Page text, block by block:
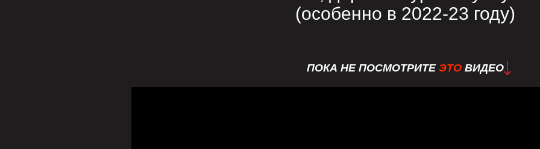
ПОКА НЕ ПОСМОТРИТЕЭТО ВИДЕО
(особенно в 2022-23 году)